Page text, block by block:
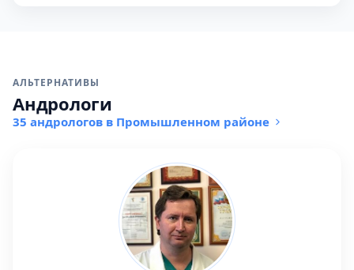
АЛЬТЕРНАТИВЫ
Андрологи
35 андрологов в Промышленном районе